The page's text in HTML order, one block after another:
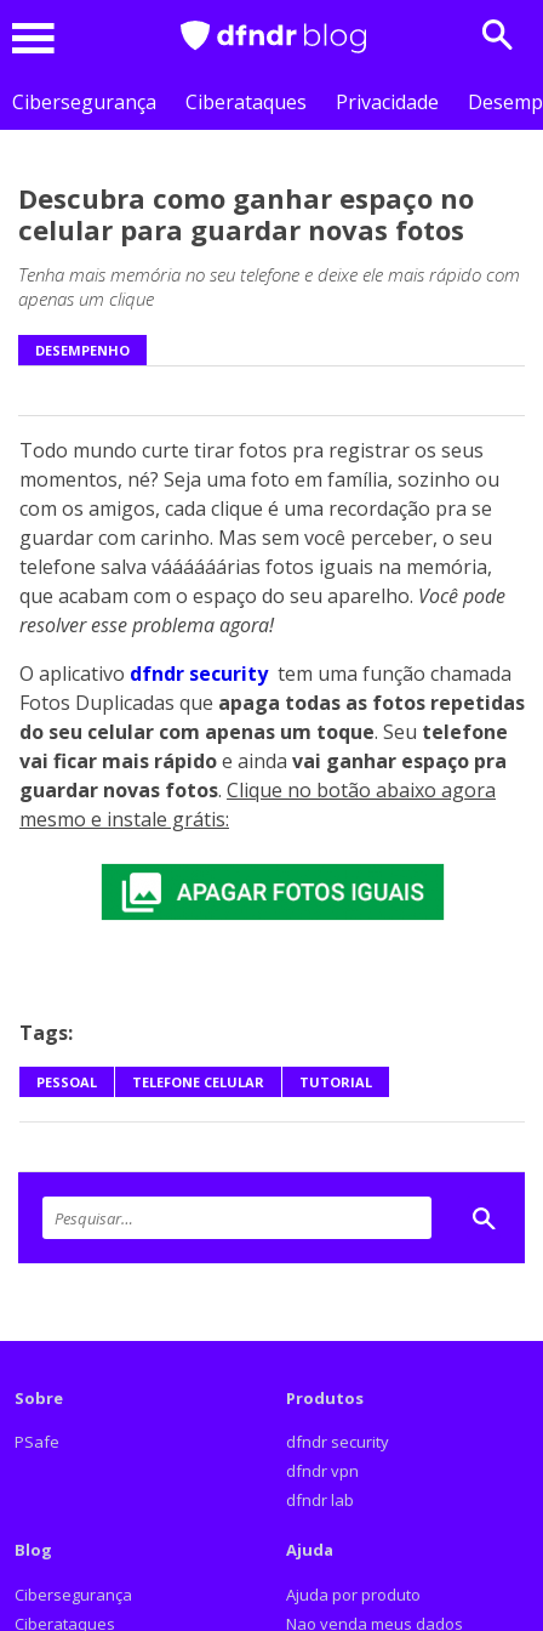
Cibersegurança
Ciberataques Privacidade
Descubra como ganhar espaço no
celular para guardar novas fotos
Tenha mais memória no seu telefone e deixe ele mais rápido com
apenas um clique
DESEMPENHO
Todo mundo curte tirar fotos pra registrar os seus
momentos, né? Seja uma foto em família, sozinho ou
com os amigos, cada clique é uma recordação pra se
guardar com carinho. Mas sem você perceber, o seu
telefone salva váááááárias fotos iguais na memória,
que acabam com o espaço do seu aparelho. Você pode
resolver esse problema agora!
O aplicativo dfndr security tem uma função chamada
Fotos Duplicadas que apaga todas as fotos repetidas
do seu celular com apenas um toque. Seu telefone
vai ficar mais rápidoe ainda vai ganhar espaço pra
guardar novas fotos. Clique no botão abaixo agora
mesmo e instale grátis:
Tags:
PESSOAL TELEFONE CELULAR TUTORIAL
Sobre
PSafe
Produtos
dfndr security
dfndr vpn
dfndr lab
Blog
Cibersegurança
Ciberataques
Ajuda
Ajuda por produto
Nao venda meus dados